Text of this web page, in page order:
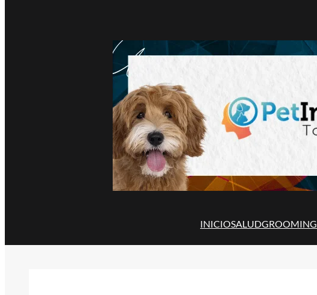
INICIOSALUDGROOMING